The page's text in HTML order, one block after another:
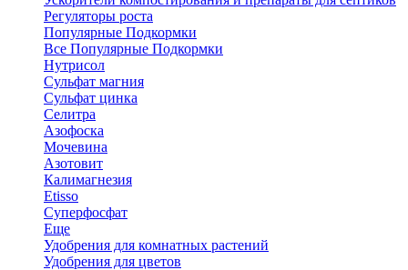
Регуляторы роста
Популярные Подкормки
Все Популярные Подкормки
Нутрисол
Сульфат магния
Сульфат цинка
Селитра
Азофоска
Мочевина
Азотовит
Калимагнезия
Etisso
Суперфосфат
Еще
Удобрения для комнатных растений
Удобрения для цветов